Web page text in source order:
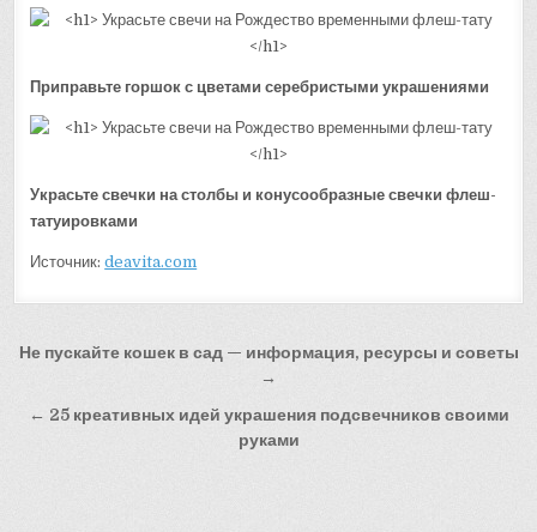
Приправьте горшок с цветами серебристыми украшениями
Украсьте свечки на столбы и конусообразные свечки флеш-
татуировками
Источник:deavita.com
Навигация
записям
Не пускайте кошек в сад — информация, ресурсы и советы
→
← 25 креативных идей украшения подсвечников своими
руками